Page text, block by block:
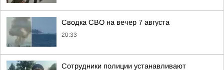
Сводка СВО на вечер 7 августа
20:33
Сотрудники полиции устанавливают